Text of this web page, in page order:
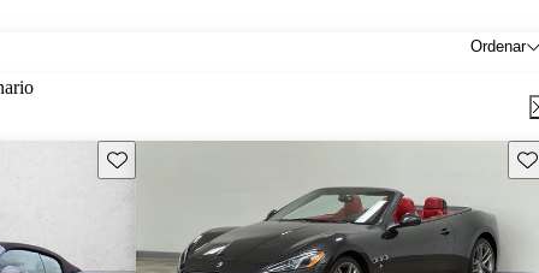
Ordenar
Guarda este Aviso